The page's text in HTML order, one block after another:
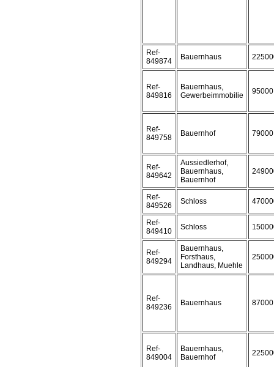
Ref-
849874
Bauernhaus
Ref-
849816
Bauernhaus,
Gewerbeimmobilie
95000
Ref-
849758
Bauernhof 79000
Ref-
849642
Aussiedlerhof,
Bauernhaus,
Bauernhof
Ref-
849526
Schloss
Ref-
849410
Schloss
Ref-
849294
Bauernhaus,
Forsthaus,
Landhaus, Muehle
Ref-
849236
Bauernhaus 87000
Ref-
849004
Bauernhaus,
Bauernhof